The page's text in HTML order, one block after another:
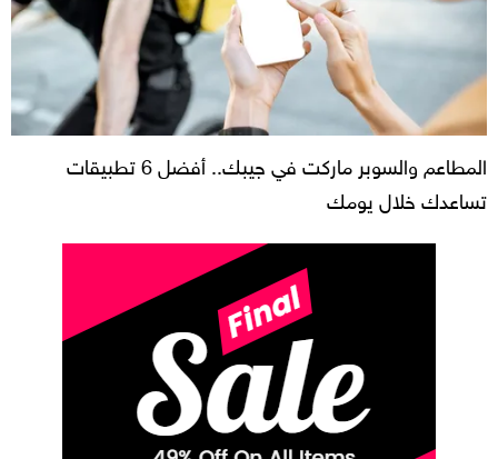
المطاعم والسوبر ماركت في جيبك.. أفضل 6 تطبيقات
تساعدك خلال يومك